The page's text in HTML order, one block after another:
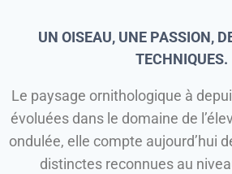
UN OISEAU, UNE PASSION,
TECHNIQUES.
Le paysage ornithologique à
évoluées dans le domaine de
ondulée, elle compte aujourd’hui
distinctes reconnues au